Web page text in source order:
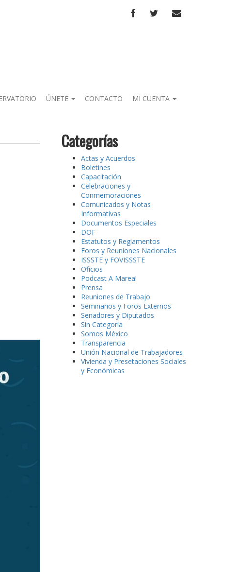
FACEBOOKTWITTERCORREO
ÚNETE CONTACTO MI CUENTA
Categorías
Actas y Acuerdos
Boletines
Capacitación
Celebraciones y
Conmemoraciones
Comunicados y Notas
Informativas
Documentos Especiales
DOF
Estatutos y Reglamentos
Foros y Reuniones Nacionales
ISSSTE y FOVISSSTE
Oficios
Podcast A Marea!
Prensa
Reuniones de Trabajo
Seminarios y Foros Externos
Senadores y Diputados
Sin Categoría
Somos México
Transparencia
Unión Nacional de Trabajadores
Vivienda y Presetaciones Sociales
y Económicas